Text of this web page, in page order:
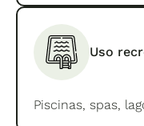
Uso
Piscinas, spas,